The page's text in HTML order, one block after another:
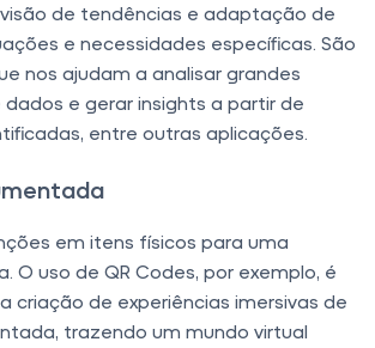
de tendências e adaptação de
e necessidades específicas. São
nos ajudam a analisar grandes
e gerar insights a partir de
entre outras aplicações.
em itens físicos para uma
O uso de QR Codes, por exemplo, é
criação de experiências imersivas de
trazendo um mundo virtual